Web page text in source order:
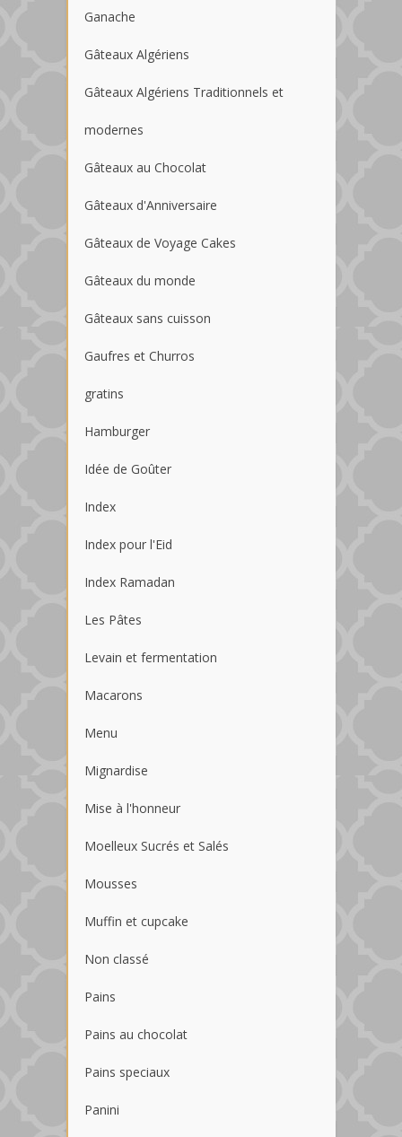
Ganache
Gâteaux Algériens
Gâteaux Algériens Traditionnels et
modernes
Gâteaux au Chocolat
Gâteaux d'Anniversaire
Gâteaux de Voyage Cakes
Gâteaux du monde
Gâteaux sans cuisson
Gaufres et Churros
gratins
Hamburger
Idée de Goûter
Index
Index pour l'Eid
Index Ramadan
Les Pâtes
Levain et fermentation
Macarons
Menu
Mignardise
Mise à l'honneur
Moelleux Sucrés et Salés
Mousses
Muffin et cupcake
Non classé
Pains
Pains au chocolat
Pains speciaux
Panini